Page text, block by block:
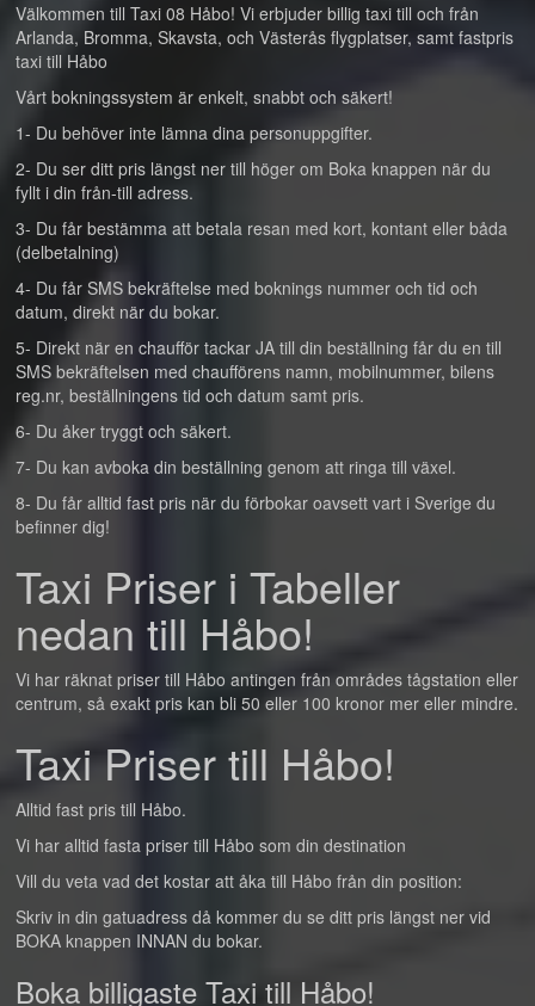
Välkommen till Taxi 08 Håbo! Vi erbjuder billig taxi till och från
Arlanda, Bromma, Skavsta, och Västerås flygplatser, samt fastpris
taxi till Håbo
Vårt bokningssystem är enkelt, snabbt och säkert!
1- Du behöver inte lämna dina personuppgifter.
2- Du ser ditt pris längst ner till höger om Boka knappen när du
fyllt i din från-till adress.
3- Du får bestämma att betala resan med kort, kontant eller båda
(delbetalning)
4- Du får SMS bekräftelse med boknings nummer och tid och
datum, direkt när du bokar.
5- Direkt när en chaufför tackar JA till din beställning får du en till
SMS bekräftelsen med chaufförens namn, mobilnummer, bilens
reg.nr, beställningens tid och datum samt pris.
6- Du åker tryggt och säkert.
7- Du kan avboka din beställning genom att ringa till växel.
8- Du får alltid fast pris när du förbokar oavsett vart i Sverige du
befinner dig!
Taxi Priser i Tabeller
nedan till Håbo!
Vi har räknat priser till Håbo antingen från områdes tågstation eller
centrum, så exakt pris kan bli 50 eller 100 kronor mer eller mindre.
Taxi Priser till Håbo!
Alltid fast pris till Håbo.
Vi har alltid fasta priser till Håbo som din destination
Vill du veta vad det kostar att åka till Håbo från din position:
Skriv in din gatuadress då kommer du se ditt pris längst ner vid
BOKA knappen INNAN du bokar.
Boka billigaste Taxi till Håbo!